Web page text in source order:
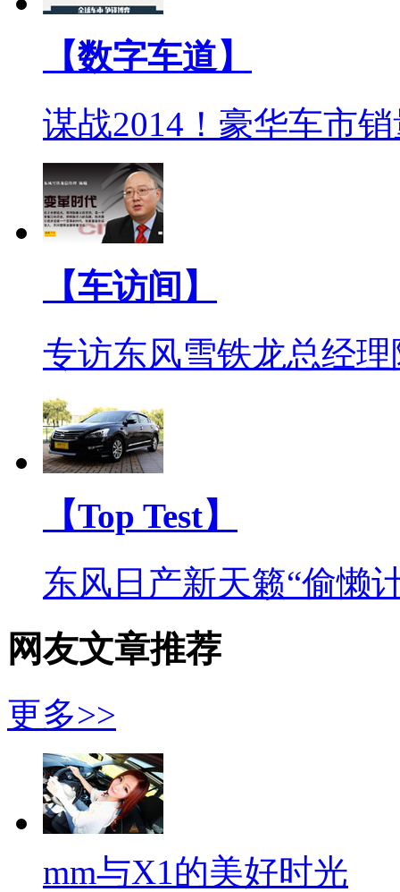
【数字车道】
谋战2014！豪华车市
【车访间】
专访东风雪铁龙总经
【Top Test】
东风日产新天籁“偷懒
网友文章推荐
更多>>
mm与X1的美好时光